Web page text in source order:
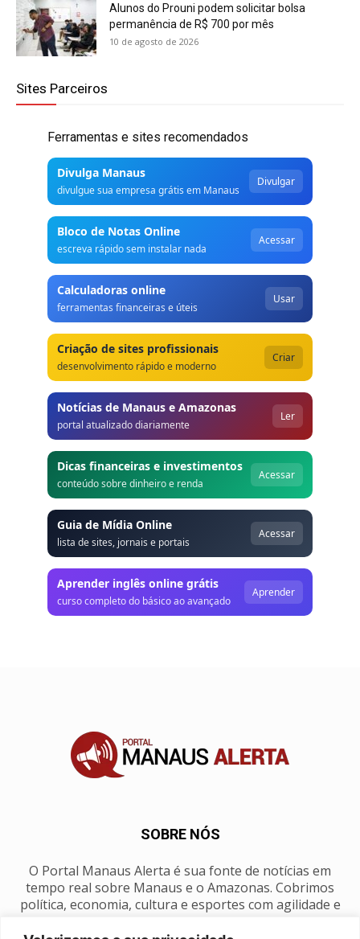
Alunos do Prouni podem solicitar bolsa
permanência de R$ 700 por mês
10 de agosto de 2026
Sites Parceiros
Ferramentas e sites recomendados
Divulga Manaus
divulgue sua empresa grátis em Manaus
Divulgar
Bloco de Notas Online
escreva rápido sem instalar nada
Acessar
Calculadoras online
ferramentas financeiras e úteis
Usar
Criação de sites profissionais
desenvolvimento rápido e moderno
Criar
Notícias de Manaus e Amazonas
portal atualizado diariamente
Ler
Dicas financeiras e investimentos
conteúdo sobre dinheiro e renda
Acessar
Guia de Mídia Online
lista de sites, jornais e portais
Acessar
Aprender inglês online grátis
curso completo do básico ao avançado
Aprender
SOBRE NÓS
O Portal Manaus Alerta é sua fonte de notícias em
tempo real sobre Manaus e o Amazonas. Cobrimos
política, economia, cultura e esportes com agilidade e